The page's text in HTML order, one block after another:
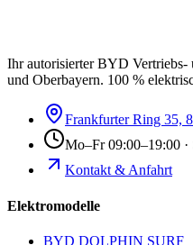
Ihr autorisierter BYD Vertriebs-
und Oberbayern. 100 %
Frankfurter Ring 35,
Mo–Fr 09:00–19:00
Kontakt & Anfahrt
Elektromodelle
BYD DOLPHIN SURF